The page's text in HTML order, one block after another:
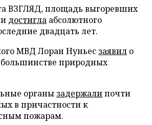
ВЗГЛЯД, площадь выгоревших
достигла абсолютного
двадцать лет.
МВД Лоран Нуньес заявил о
большинстве природных
органы задержалипочти
в причастности к
пожарам.